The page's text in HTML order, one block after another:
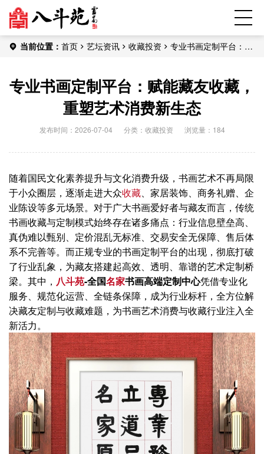
当前位置： 首页 艺坛资讯 收藏投资
专业书画定制平台：赋
专业书画定制平台：赋能藏友收藏，
重塑艺术消费新生态
发布时间：2026-07-04 分类： 收藏投资 浏览量：184
随着国民文化素养提升与文化消费升级，书画艺术不再局限
于小众圈层，逐渐走进大众收藏、家居装饰、商务礼赠、企
业陈设等多元场景。对于广大书画爱好者与藏友而言，传统
书画收藏与定制模式始终存在诸多痛点：行业信息壁垒高、
真伪难以甄别、定价混乱无标准、交易安全无保障、售后体
系不完善等。而正规专业的书画定制平台的出现，彻底打破
了行业乱象，为藏友搭建起高效、透明、靠谱的艺术定制桥
梁。其中， 八斗苑-全国名家书画高端定制中心凭借专业化
服务、规范化运营、全链条保障，成为行业标杆，全方位解
决藏友定制与收藏难题，为书画艺术消费与收藏行业注入全
新活力。